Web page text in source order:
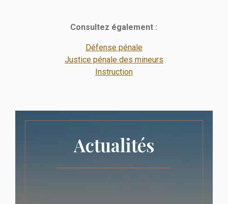
Consultez également :
Défense pénale
Justice pénale des mineurs
Instruction
Actualités